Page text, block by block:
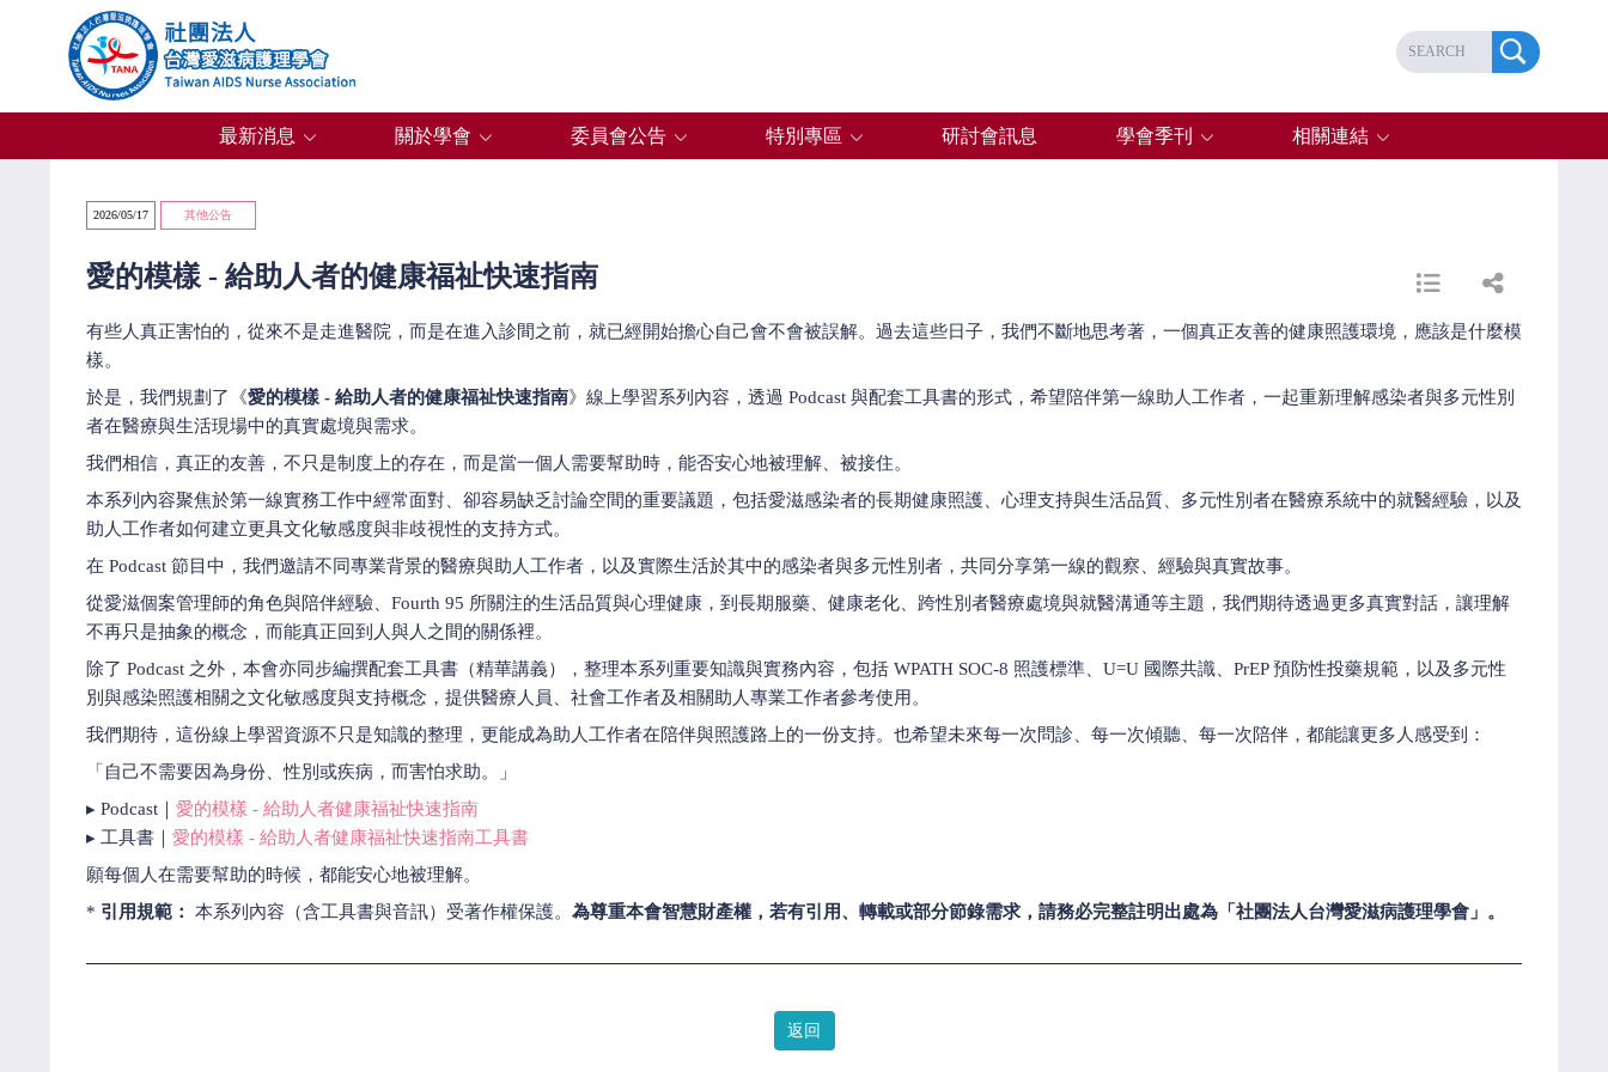
最新消息 關於學會 委員會公告 特別專區 研討會訊息 學會季刊 相關連結
2026/05/17 其他公告
愛的模樣 - 給助人者的健康福祉快速指南
有些人真正害怕的，從來不是走進醫院，而是在進入診間之前，就已經開始擔心自己會不會被誤解。過去這些日子，我們不斷地思考著，一個真正友善的健康照護環境，應該是什麼模
樣。
於是，我們規劃了《愛的模樣 - 給助人者的健康福祉快速指南》線上學習系列內容，透過 Podcast 與配套工具書的形式，希望陪伴第一線助人工作者，一起重新理解感染者與多元性別
者在醫療與生活現場中的真實處境與需求。
我們相信，真正的友善，不只是制度上的存在，而是當一個人需要幫助時，能否安心地被理解、被接住。
本系列內容聚焦於第一線實務工作中經常面對、卻容易缺乏討論空間的重要議題，包括愛滋感染者的長期健康照護、心理支持與生活品質、多元性別者在醫療系統中的就醫經驗，以及
助人工作者如何建立更具文化敏感度與非歧視性的支持方式。
在 Podcast 節目中，我們邀請不同專業背景的醫療與助人工作者，以及實際生活於其中的感染者與多元性別者，共同分享第一線的觀察、經驗與真實故事。
從愛滋個案管理師的角色與陪伴經驗、Fourth 95 所關注的生活品質與心理健康，到長期服藥、健康老化、跨性別者醫療處境與就醫溝通等主題，我們期待透過更多真實對話，讓理解
不再只是抽象的概念，而能真正回到人與人之間的關係裡。
除了 Podcast 之外，本會亦同步編撰配套工具書（精華講義），整理本系列重要知識與實務內容，包括 WPATH SOC-8 照護標準、U=U 國際共識、PrEP 預防性投藥規範，以及多元性
別與感染照護相關之文化敏感度與支持概念，提供醫療人員、社會工作者及相關助人專業工作者參考使用。
我們期待，這份線上學習資源不只是知識的整理，更能成為助人工作者在陪伴與照護路上的一份支持。也希望未來每一次問診、每一次傾聽、每一次陪伴，都能讓更多人感受到：
「自己不需要因為身份、性別或疾病，而害怕求助。」
▸ Podcast｜ 愛的模樣 - 給助人者健康福祉快速指南
▸ 工具書｜ 愛的模樣 - 給助人者健康福祉快速指南工具書
願每個人在需要幫助的時候，都能安心地被理解。
* 引用規範： 本系列內容（含工具書與音訊）受著作權保護。 為尊重本會智慧財產權，若有引用、轉載或部分節錄需求，請務必完整註明出處為「社團法人台灣愛滋病護理學會」。
返回